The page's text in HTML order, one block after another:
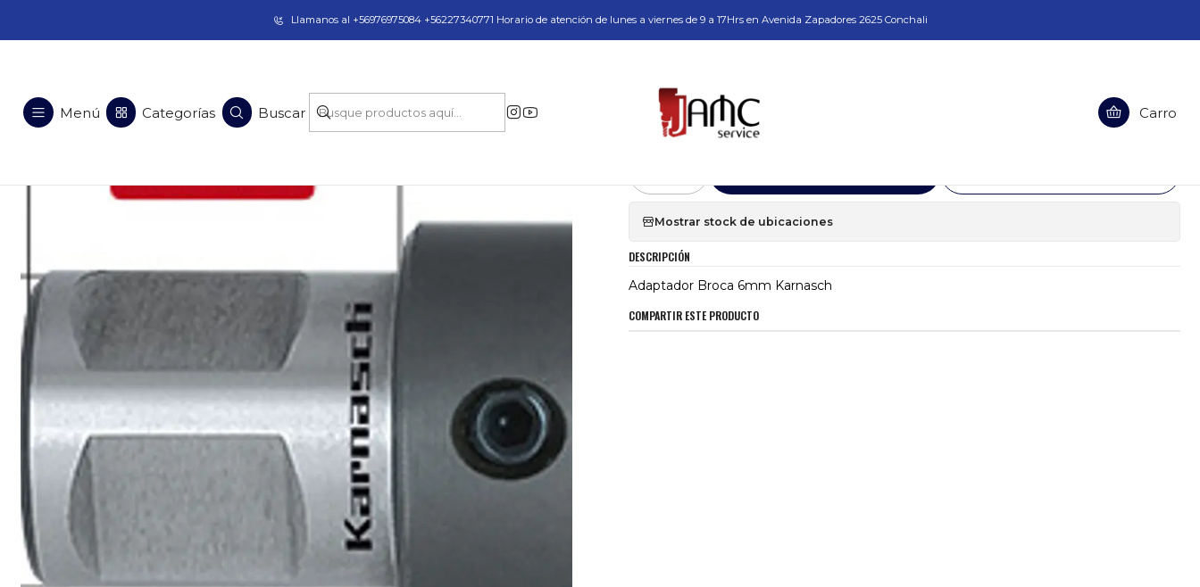
Taladros Magnéticos en Chile | Venta, Arriendo y Servicio Técnico
Menú Categorías Buscar Carro
Llamanos al +56976975084 +56227340771 Horario de atención de lunes a viernes de 9 a 17Hrs en Avenida Zapadores 2625 Conchali
Adaptador Broca 6mm Karnasch
Mostrar stock de ubicaciones
DESCRIPCIÓN
Adaptador Broca 6mm Karnasch
COMPARTIR ESTE PRODUCTO